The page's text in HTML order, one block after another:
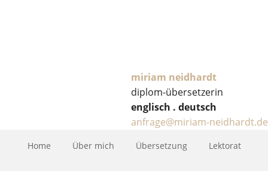
miriam neidhardt
diplom-übersetzerin
englisch . deutsch
anfrage@miriam-neidhardt.de
Home Über mich Übersetzung Lektorat